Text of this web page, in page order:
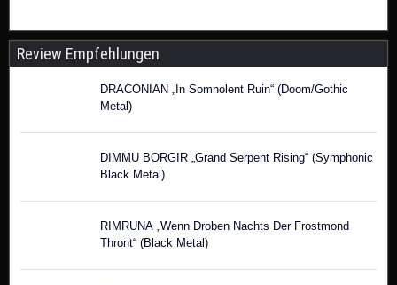
Review Empfehlungen
DRACONIAN „In Somnolent Ruin“ (Doom/Gothic
Metal)
DIMMU BORGIR „Grand Serpent Rising“ (Symphonic
Black Metal)
RIMRUNA „Wenn Droben Nachts Der Frostmond
Thront“ (Black Metal)